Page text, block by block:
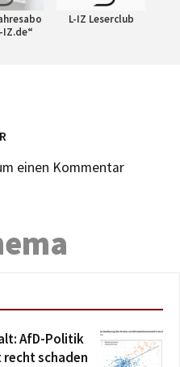
IZ.de“
L-IZ Leserclub
einen Kommentar
AfD-Politik
schaden